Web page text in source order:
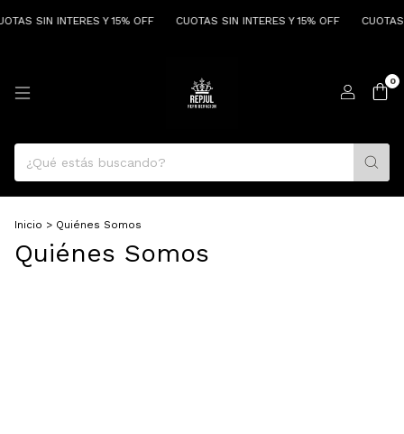
SIN INTERES Y 15% OFF CUOTAS SIN INTERES Y 15% OFF CUOTAS
0
Inicio > Quiénes Somos
Quiénes Somos